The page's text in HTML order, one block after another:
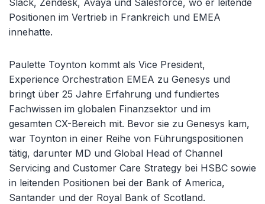
Slack, Zendesk, Avaya und Salesforce, wo er leitende
Positionen im Vertrieb in Frankreich und EMEA
innehatte.
Paulette Toynton kommt als Vice President,
Experience Orchestration EMEA zu Genesys und
bringt über 25 Jahre Erfahrung und fundiertes
Fachwissen im globalen Finanzsektor und im
gesamten CX-Bereich mit. Bevor sie zu Genesys kam,
war Toynton in einer Reihe von Führungspositionen
tätig, darunter MD und Global Head of Channel
Servicing and Customer Care Strategy bei HSBC sowie
in leitenden Positionen bei der Bank of America,
Santander und der Royal Bank of Scotland.